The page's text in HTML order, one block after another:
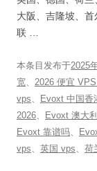
大阪、吉隆坡、
联 …
本条目发布于2025
宽、 2026 便宜
vps、 Evoxt 中国香
2026、 Evoxt 澳大
Evoxt 靠谱吗、
vps、 英国 vps、 荷